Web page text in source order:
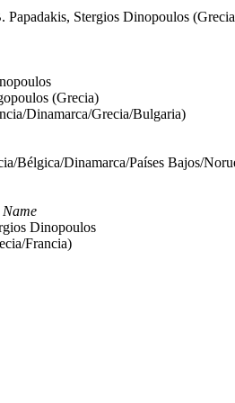
Papadakis, Stergios Dinopoulos
(Grecia)
Dinamarca/Grecia/Bulgaria)
Bélgica/Dinamarca/Países Bajos/
Dinopoulos
Francia)